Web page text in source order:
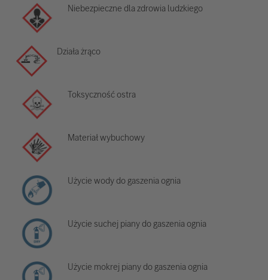
Niebezpieczne dla zdrowia ludzkiego
Działa żrąco
Toksyczność ostra
Materiał wybuchowy
Użycie wody do gaszenia ognia
Użycie suchej piany do gaszenia ognia
Użycie mokrej piany do gaszenia ognia